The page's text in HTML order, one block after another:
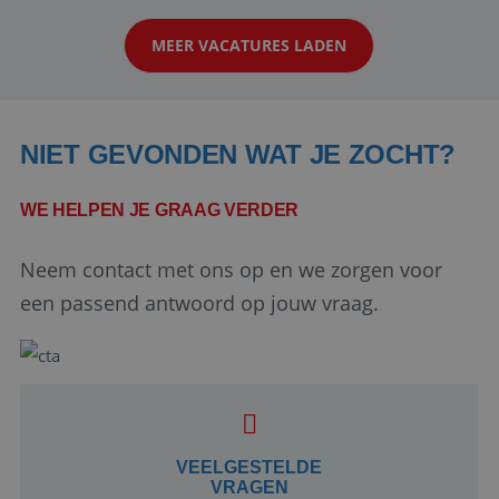
op zoek naar een enthousiaste, leergie...
MEER VACATURES LADEN
NIET GEVONDEN WAT JE ZOCHT?
WE HELPEN JE GRAAG VERDER
Neem contact met ons op en we zorgen voor
een passend antwoord op jouw vraag.
VEELGESTELDE
VRAGEN
Google Privacy Policy